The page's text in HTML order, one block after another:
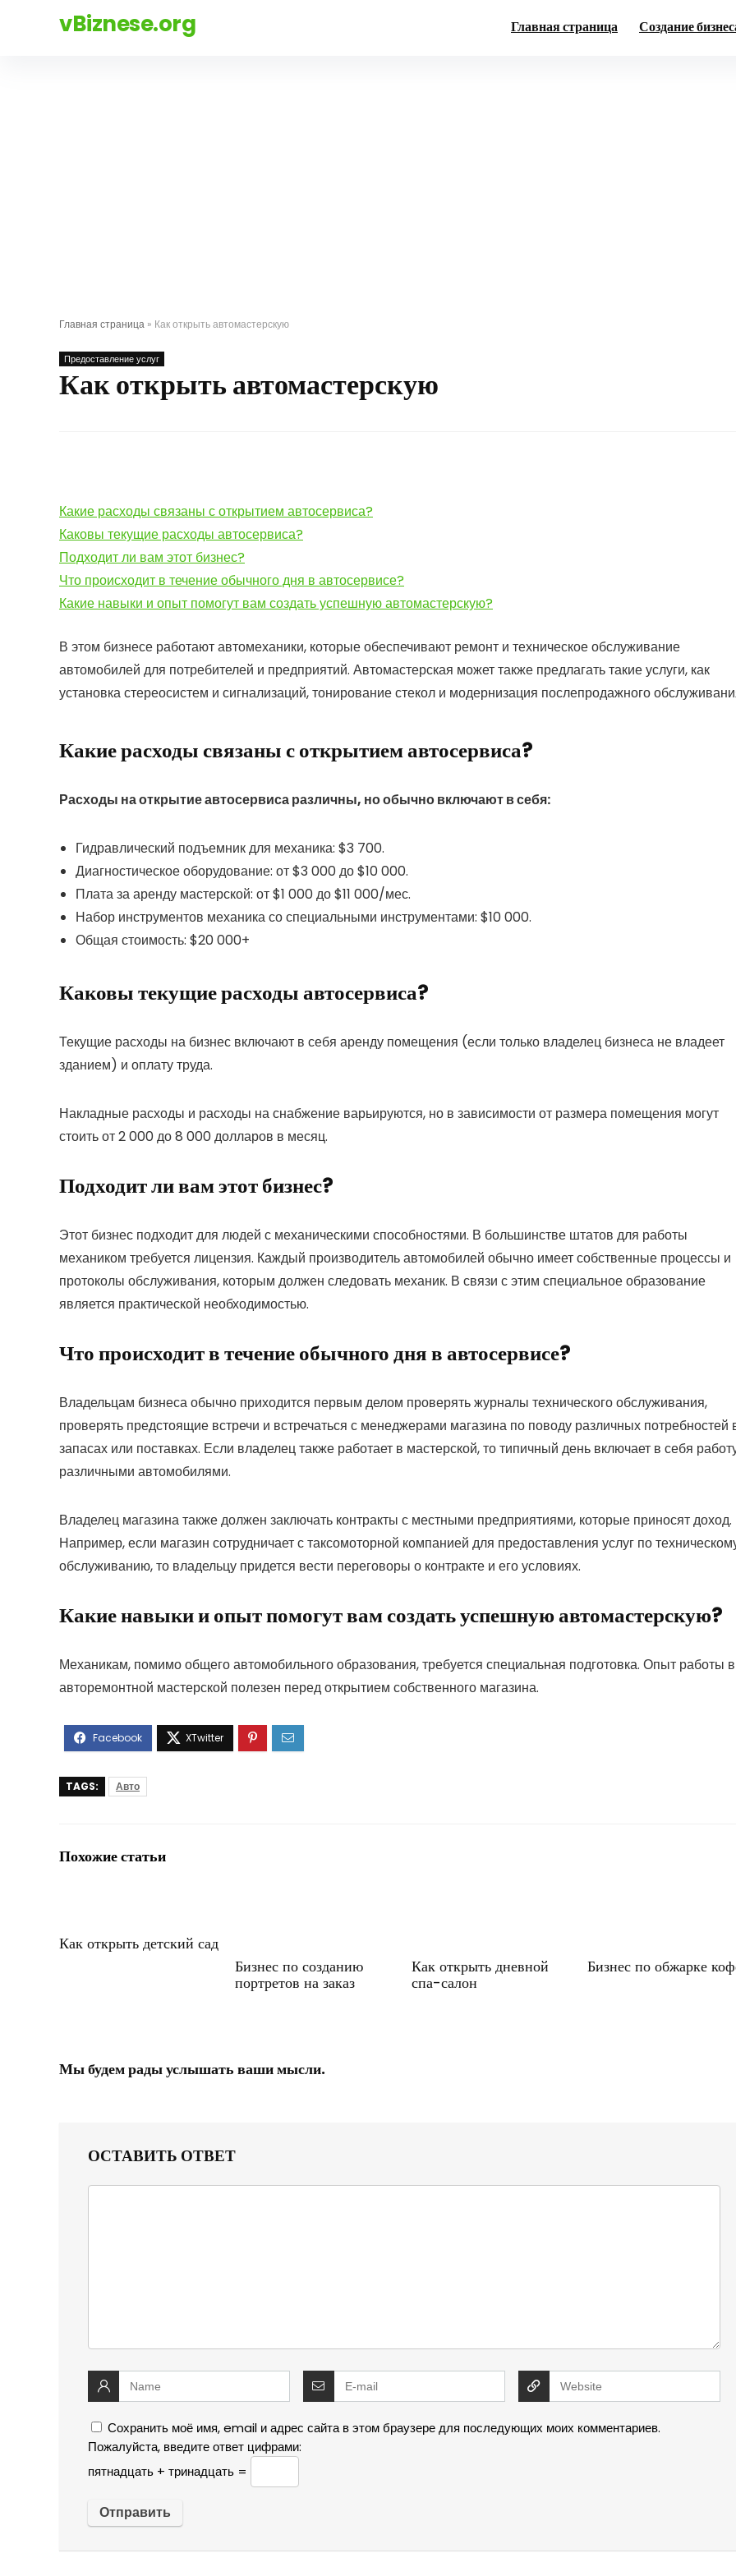
vBiznese.org Главная страница Создание
Главная страница » Как открыть автомастерскую
Предоставление услуг
Как открыть автомастерскую
Какие расходы связаны с открытием автосервиса?
Каковы текущие расходы автосервиса?
Подходит ли вам этот бизнес?
Что происходит в течение обычного дня в автосервисе?
Какие навыки и опыт помогут вам создать успешную автомастерскую?
В этом бизнесе работают автомеханики, которые обеспечивают ремонт и техническое обслуживание
автомобилей для потребителей и предприятий. Автомастерская может также предлагать такие услуги, как
установка стереосистем и сигнализаций, тонирование стекол и модернизация послепродажного
Какие расходы связаны с открытием автосервиса?
Расходы на открытие автосервиса различны, но обычно включают в себя:
Гидравлический подъемник для механика: $3 700.
Диагностическое оборудование: от $3 000 до $10 000.
Плата за аренду мастерской: от $1 000 до $11 000/мес.
Набор инструментов механика со специальными инструментами: $10 000.
Общая стоимость: $20 000+
Каковы текущие расходы автосервиса?
Текущие расходы на бизнес включают в себя аренду помещения (если только владелец бизнеса не владеет
зданием) и оплату труда.
Накладные расходы и расходы на снабжение варьируются, но в зависимости от размера помещения могут
стоить от 2 000 до 8 000 долларов в месяц.
Подходит ли вам этот бизнес?
Этот бизнес подходит для людей с механическими способностями. В большинстве штатов для работы
механиком требуется лицензия. Каждый производитель автомобилей обычно имеет собственные процессы и
протоколы обслуживания, которым должен следовать механик. В связи с этим специальное образование
является практической необходимостью.
Что происходит в течение обычного дня в автосервисе?
Владельцам бизнеса обычно приходится первым делом проверять журналы технического обслуживания,
проверять предстоящие встречи и встречаться с менеджерами магазина по поводу различных потребностей
запасах или поставках. Если владелец также работает в мастерской, то типичный день включает в себя
различными автомобилями.
Владелец магазина также должен заключать контракты с местными предприятиями, которые приносят доход.
Например, если магазин сотрудничает с таксомоторной компанией для предоставления услуг по
обслуживанию, то владельцу придется вести переговоры о контракте и его условиях.
Какие навыки и опыт помогут вам создать успешную автомастерскую?
Механикам, помимо общего автомобильного образования, требуется специальная подготовка. Опыт работы в
авторемонтной мастерской полезен перед открытием собственного магазина.
TAGS: Авто
Похожие статьи
Как открыть детский сад
Бизнес по созданию
портретов на заказ
Как открыть дневной
спа-салон
Бизнес по обжарке
Мы будем рады услышать ваши мысли.
ОСТАВИТЬ ОТВЕТ
Сохранить моё имя, email и адрес сайта в этом браузере для последующих моих комментариев.
Пожалуйста, введите ответ цифрами:
пятнадцать + тринадцать =